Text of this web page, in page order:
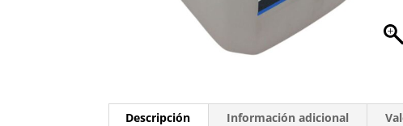
Descripción Información adicional